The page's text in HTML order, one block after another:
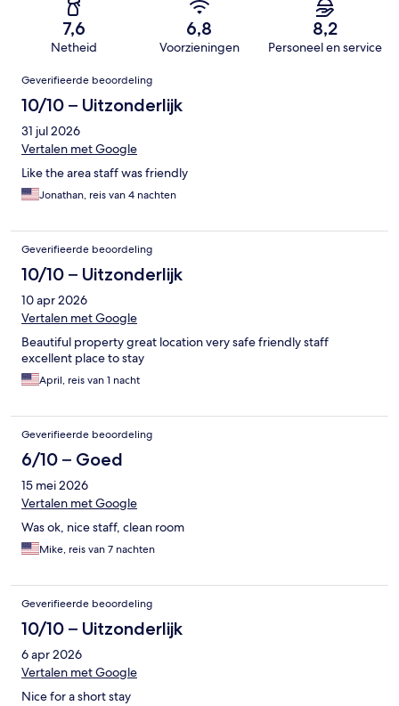
7,6
Netheid
6,8
Voorzieningen
8,2
Personeel en service
Beoordelingen
Geverifieerde beoordeling
10/10 – Uitzonderlijk
31 jul 2026
Vertalen met Google
Like the area staff was friendly
Jonathan, reis van 4 nachten
Geverifieerde beoordeling
10/10 – Uitzonderlijk
10 apr 2026
Vertalen met Google
Beautiful property great location very safe friendly staff
excellent place to stay
April, reis van 1 nacht
Geverifieerde beoordeling
6/10 – Goed
15 mei 2026
Vertalen met Google
Was ok, nice staff, clean room
Mike, reis van 7 nachten
Geverifieerde beoordeling
10/10 – Uitzonderlijk
6 apr 2026
Vertalen met Google
Nice for a short stay